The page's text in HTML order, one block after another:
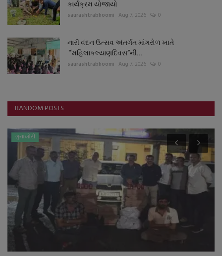
કાર્યક્રમ યોજાયો
saurashtrabhoomi Aug 7, 2026 0
નારી વંદન ઉત્સવ અંતર્ગત માંગરોળ ખાતે
“મહિલાકલ્યાણદિવસ”ની...
saurashtrabhoomi Aug 7, 2026 0
RANDOM POSTS
ગુનાખોરી